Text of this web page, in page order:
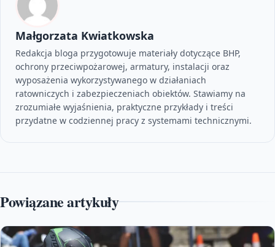
Małgorzata Kwiatkowska
Redakcja bloga przygotowuje materiały dotyczące BHP,
ochrony przeciwpożarowej, armatury, instalacji oraz
wyposażenia wykorzystywanego w działaniach
ratowniczych i zabezpieczeniach obiektów. Stawiamy na
zrozumiałe wyjaśnienia, praktyczne przykłady i treści
przydatne w codziennej pracy z systemami technicznymi.
Powiązane artykuły